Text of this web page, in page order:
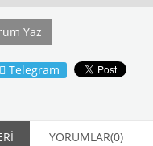
Yaz
Telegram
YORUMLAR(0)